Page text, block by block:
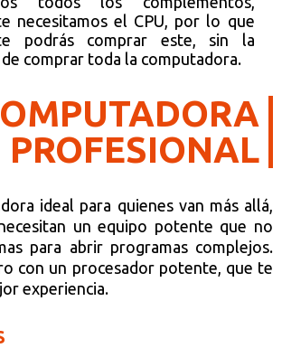
necesitamos el CPU, por lo que
podrás comprar este, sin la
de comprar toda la computadora.
PROFESIONAL
ideal para quienes van más allá,
un equipo potente que no
para abrir programas complejos.
con un procesador potente, que te
experiencia.